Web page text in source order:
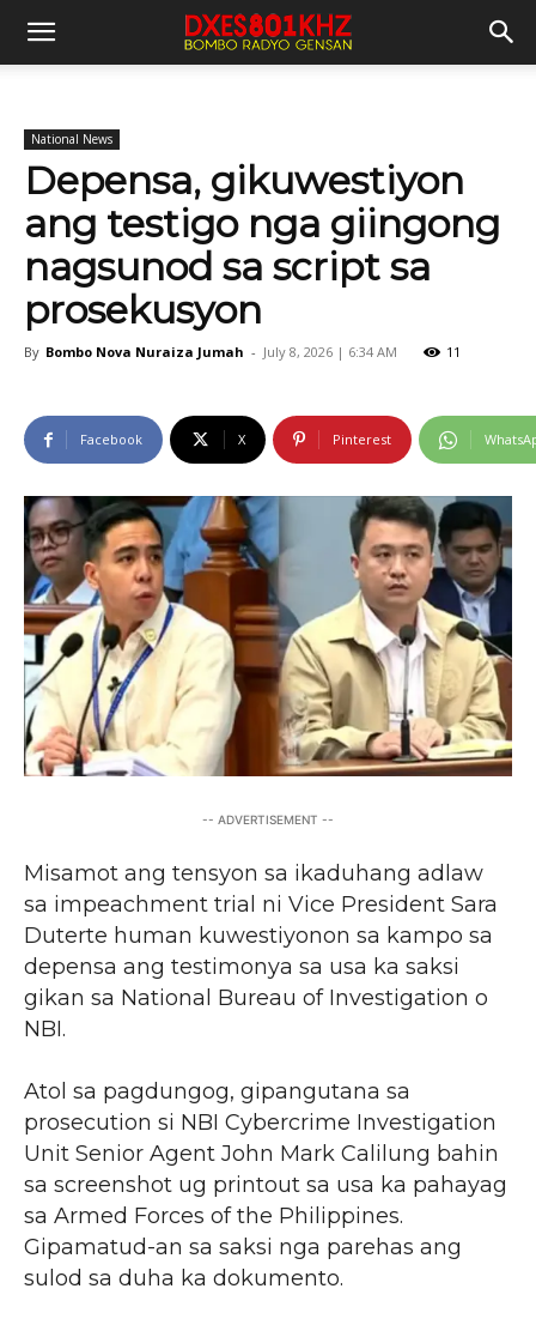
National News
Depensa, gikuwestiyon
ang testigo nga giingong
nagsunod sa script sa
prosekusyon
By Bombo Nova Nuraiza Jumah - July 8, 2026 | 6:34 AM 11
Facebook X Pinterest
-- ADVERTISEMENT --
Misamot ang tensyon sa ikaduhang adlaw
sa impeachment trial ni Vice President Sara
Duterte human kuwestiyonon sa kampo sa
depensa ang testimonya sa usa ka saksi
gikan sa National Bureau of Investigation o
NBI.
Atol sa pagdungog, gipangutana sa
prosecution si NBI Cybercrime Investigation
Unit Senior Agent John Mark Calilung bahin
sa screenshot ug printout sa usa ka pahayag
sa Armed Forces of the Philippines.
Gipamatud-an sa saksi nga parehas ang
sulod sa duha ka dokumento.